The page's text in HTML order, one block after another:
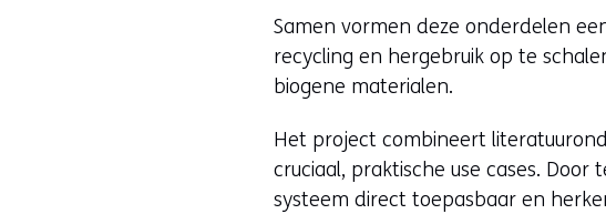
w
v
n
s
t
Samen vormen deze onderdelen
recycling en hergebruik op te
biogene materialen.
Het project combineert
cruciaal, praktische use cases.
systeem direct toepasbaar en